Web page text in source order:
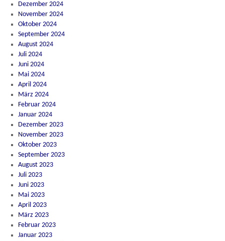
Dezember 2024
November 2024
Oktober 2024
September 2024
August 2024
Juli 2024
Juni 2024
Mai 2024
April 2024
März 2024
Februar 2024
Januar 2024
Dezember 2023
November 2023
Oktober 2023
September 2023
August 2023
Juli 2023
Juni 2023
Mai 2023
April 2023
März 2023
Februar 2023
Januar 2023